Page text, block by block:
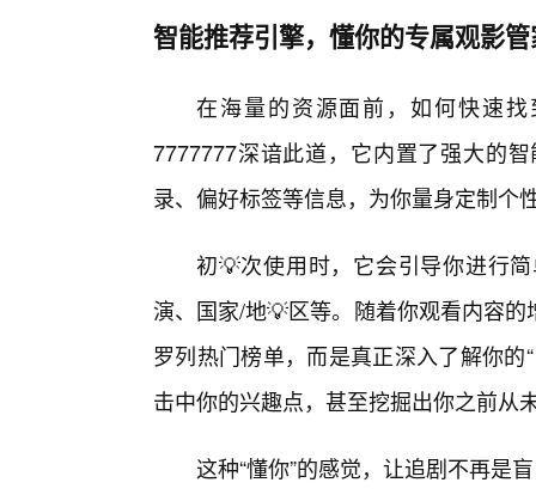
智能推荐引擎，懂你的专属观影
在海量的资源面前，如何快速
7777777深谙此道，它内置了强大的
录、偏好标签等信息，为你量身定制个
初💡次使用时，它会引导你进行
演、国家/地💡区等。随着你观看内容
罗列热门榜单，而是真正深入了解你
击中你的兴趣点，甚至挖掘出你之前从
这种“懂你”的感觉，让追剧不再是